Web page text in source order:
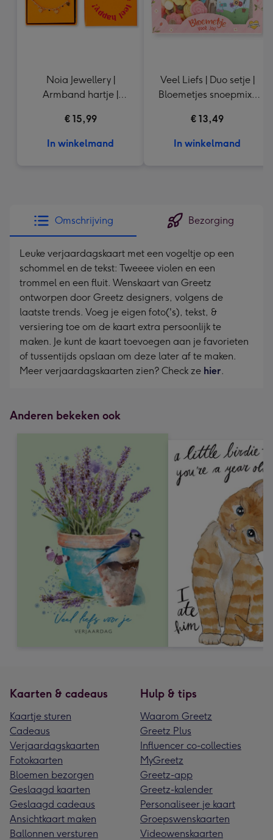
Noia Jewellery |
Armband hartje |
€ 15,99
In winkelmand
Veel Liefs | Duo setje |
Bloemetjes snoepmix |
€ 13,49
In winkelmand
Omschrijving Bezorging
Leuke verjaardagskaart met een vogeltje op een
schommel en de tekst: Tweeee violen en een
trommel en een fluit. Wenskaart van Greetz
ontworpen door Greetz designers, volgens de
laatste trends. Voeg je eigen foto('s), tekst, &
versiering toe om de kaart extra persoonlijk te
maken. Je kunt de kaart toevoegen aan je favorieten
of tussentijds opslaan om deze later af te maken.
Meer verjaardagskaarten zien? Check ze hier.
Anderen bekeken ook
Kaarten & cadeaus
Kaartje sturen
Cadeaus
Verjaardagskaarten
Fotokaarten
Bloemen bezorgen
Geslaagd kaarten
Geslaagd cadeaus
Ansichtkaart maken
Ballonnen versturen
Hulp & tips
Waarom Greetz
Greetz Plus
Influencer co-collecties
MyGreetz
Greetz-app
Greetz-kalender
Personaliseer je kaart
Groepswenskaarten
Videowenskaarten